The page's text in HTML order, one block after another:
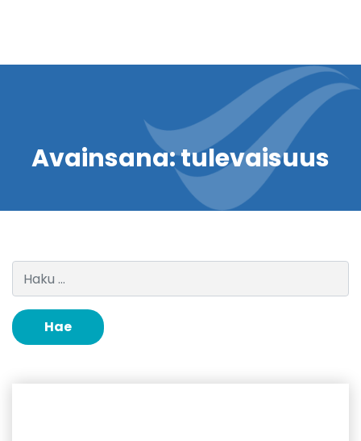
Avainsana:tulevaisuus
Haku: